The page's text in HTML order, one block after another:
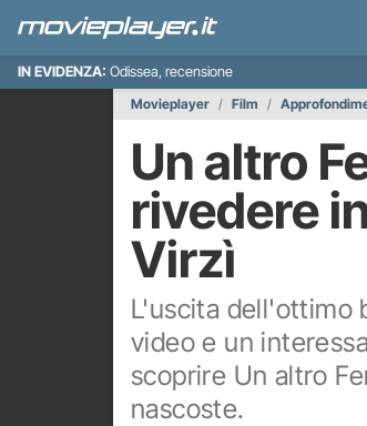
IN EVIDENZA: Odissea, recensione
Movieplayer
Film
Un altro
rivedere
Virzì
L'uscita dell'ottimo
video e un
scoprire Un altro
nascoste.